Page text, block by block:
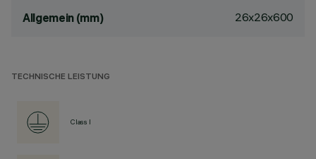
Allgemein (mm) 26x26x600
TECHNISCHE LEISTUNG
Class I